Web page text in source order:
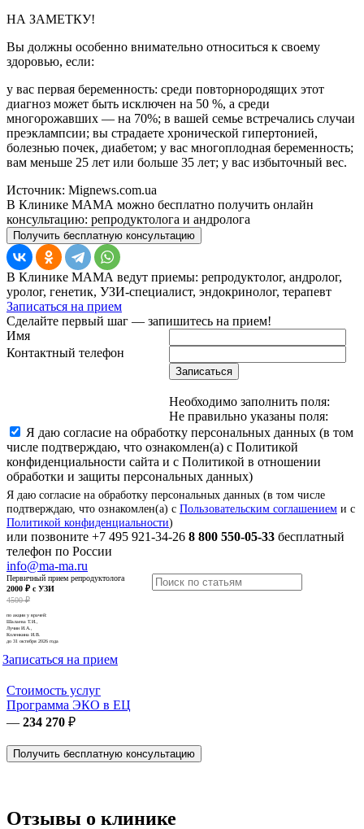
НА ЗАМЕТКУ!
Вы должны особенно внимательно относиться к своему
здоровью, если:
у вас первая беременность: среди повторнородящих этот
диагноз может быть исключен на 50 %, а среди
многорожавших — на 70%; в вашей семье встречались случаи
преэклампсии; вы страдаете хронической гипертонией,
болезнью почек, диабетом; у вас многоплодная беременность;
вам меньше 25 лет или больше 35 лет; у вас избыточный вес.
Источник: Mignews.com.ua
В Клинике МАМА можно бесплатно получить онлайн
консультацию: репродуктолога и андролога
Получить бесплатную консультацию
В Клинике МАМА ведут приемы: репродуктолог, андролог,
уролог, генетик, УЗИ-специалист, эндокринолог, терапевт
Записаться на прием
Сделайте первый шаг — запишитесь на прием!
Имя
Контактный телефон
Записаться
Необходимо заполнить поля:
Не правильно указаны поля:
Я даю согласие на обработку персональных данных (в том
числе подтверждаю, что ознакомлен(а) с Политикой
конфиденциальности сайта и с Политикой в отношении
обработки и защиты персональных данных)
Я даю согласие на обработку персональных данных (в том числе
подтверждаю, что ознакомлен(а) с Пользовательским соглашением и с
Политикой конфиденциальности)
или позвоните +7 495 921-34-26 8 800 550-05-33 бесплатный
телефон по России
info@ma-ma.ru
Первичный прием репродуктолога
2000 ₽ с УЗИ
4500 ₽
по акции у врачей:
Шалаева Т.И.,
Лучин И.А.,
Коленкина И.В.
до 31 октября 2026 года
Записаться на прием
Стоимость услуг
Программа ЭКО в ЕЦ
— 234 270 ₽
Получить бесплатную консультацию
Отзывы о клинике